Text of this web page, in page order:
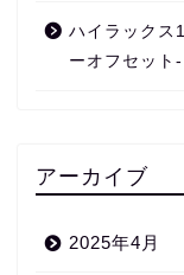
ハイラック
ーオフセット
アーカイブ
2025年4月